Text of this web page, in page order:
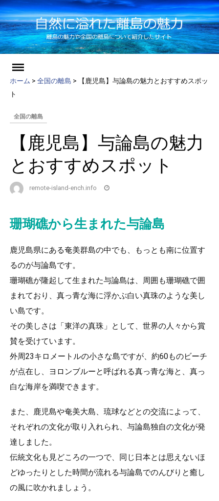
content
ホーム > 全国の離島 >
【鹿児島】与論島の魅力とおすすめスポッ
ト
全国の離島
【鹿児島】与論島の魅力
とおすすめスポット
remote-island-ench.info
珊瑚礁から生まれた与論島
鹿児島県にある奄美群島の中でも、もっとも南に位置す
るのが与論島です。
珊瑚礁が隆起して生まれた与論島は、周囲も珊瑚礁で囲
まれており、真っ青な海に浮かぶ白い真珠のような美し
い島です。
その美しさは「東洋の真珠」として、世界の人々から賞
賛を受けています。
外周23キロメートルの小さな島ですが、約60ものビーチ
が点在し、ヨロンブルーと呼ばれる真っ青な海と、真っ
白な海岸を満喫できます。
また、鹿児島や奄美大島、琉球などとの交流によって、
それぞれの文化が取り入れられ、与論島独自の文化が発
達しました。
伝統文化も見どころの一つで、同じ日本とは思えないほ
どゆったりとした時間が流れる与論島でのんびりと癒し
の風に吹かれましょう。